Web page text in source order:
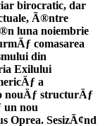
birocratic, dar
Ã®ntre
luna noiembrie
comasarea
din
Exilului
a
nouÄƒ structurÄƒ
un nou
Oprea. SesizÃ¢nd